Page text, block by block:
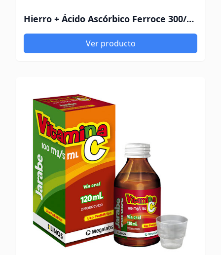
Hierro + Ácido Ascórbico Ferroce 300/50Mg
Ver producto